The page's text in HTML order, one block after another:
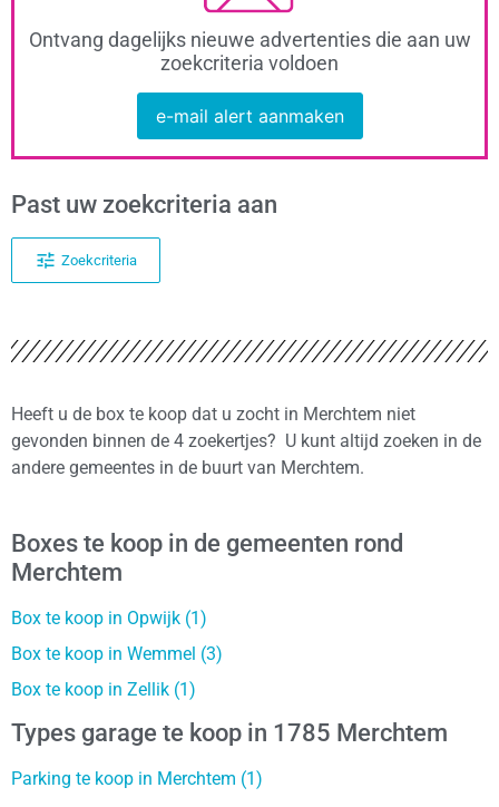
Ontvang dagelijks nieuwe advertenties die aan uw
zoekcriteria voldoen
e-mail alert aanmaken
Past uw zoekcriteria aan
Zoekcriteria
Heeft u de box te koop dat u zocht in Merchtem niet
gevonden binnen de 4 zoekertjes? U kunt altijd zoeken in de
andere gemeentes in de buurt van Merchtem.
Boxes te koop in de gemeenten rond
Merchtem
Box te koop in Opwijk (1)
Box te koop in Wemmel (3)
Box te koop in Zellik (1)
Types garage te koop in 1785 Merchtem
Parking te koop in Merchtem (1)